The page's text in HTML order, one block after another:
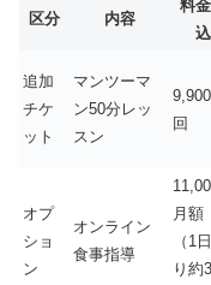
区分 内容
料
込
追加
チケ
ット
マンツーマ
ン50分レッ
スン
回
オプ
ショ
ン
オンライン
食事指導
月額
（1
り約